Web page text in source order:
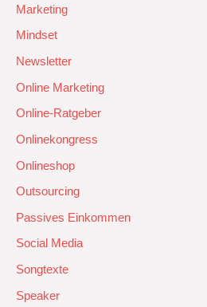
Marketing
Mindset
Newsletter
Online Marketing
Online-Ratgeber
Onlinekongress
Onlineshop
Outsourcing
Passives Einkommen
Social Media
Songtexte
Speaker